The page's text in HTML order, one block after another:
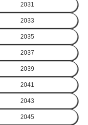
2031
2033
2035
2037
2039
2041
2043
2045